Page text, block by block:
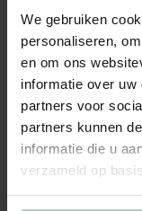
We gebruiken
personaliseren,
en om ons
informatie over
partners voor
partners kunnen
informatie die u
verzameld op
precies kunt
hebt. Door de lage
1 Model:Stoel (1x)